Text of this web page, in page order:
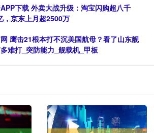
下载 外卖大战升级：淘宝闪购超八千
，京东上月超2500万
鹰击21根本打不沉美国航母？看了山东舰
难打_突防能力_舰载机_甲板